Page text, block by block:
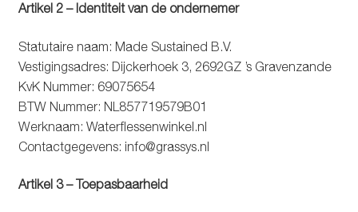
Broodtrommels & lunchboxen
Herbruikbare boterhamzakjes
Accessoires
Aanbiedingen
Waterfles bedrukken
Artikel 2 – Identiteit van de ondernemer
Statutaire naam: Made Sustained B.V.
Vestigingsadres: Dijckerhoek 3, 2692GZ ’s Gravenzande
KvK Nummer: 69075654
BTW Nummer: NL857719579B01
Werknaam: Waterflessenwinkel.nl
Contactgegevens: info@grassys.nl
Artikel 3 – Toepasbaarheid